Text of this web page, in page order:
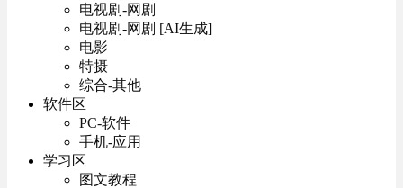
电视剧-网剧
电视剧-网剧 [AI生成]
电影
特摄
综合-其他
软件区
PC-软件
手机-应用
学习区
图文教程